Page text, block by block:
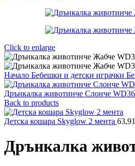
Click to enlarge
Начало Бебешки и детски играчки
Дрънкалка животинче Слонче
Back to products
Детска кошара Skyglow 2 мента 63,91
Дрънкалка